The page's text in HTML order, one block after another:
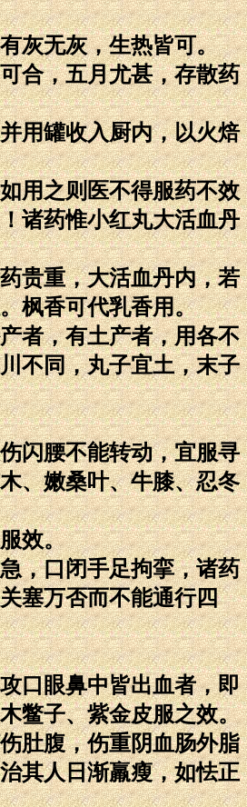
灰无灰，生热皆可。
合，五月尤甚，存散药
用罐收入厨内，以火焙
用之则医不得服药不效
诸药惟小红丸大活血丹
贵重，大活血丹内，若
枫香可代乳香用。
者，有土产者，用各不
不同，丸子宜土，末子
闪腰不能转动，宜服寻
、嫩桑叶、牛膝、忍冬
效。
，口闭手足拘挛，诸药
塞万否而不能通行四
口眼鼻中皆出血者，即
鳖子、紫金皮服之效。
肚腹，伤重阴血肠外脂
其人日渐羸瘦，如怯正